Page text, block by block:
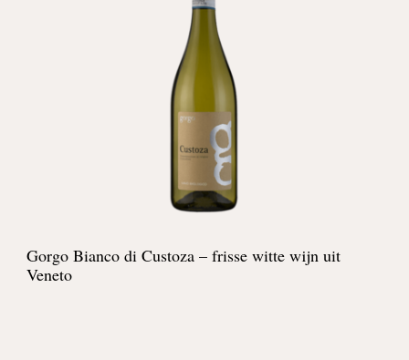
Gorgo Bianco di Custoza – frisse witte wijn uit
Veneto